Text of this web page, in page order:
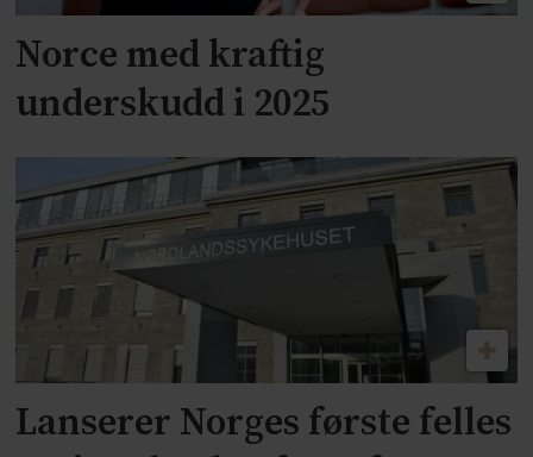
Norce med kraftig
underskudd i 2025
Lanserer Norges første felles